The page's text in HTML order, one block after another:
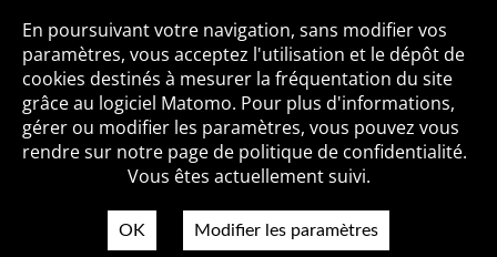
Toutes les BiblioAlertes
Qui sommes-nous ? Mentions légales
Accessibilité
Politique de confidentialité
Contact
En poursuivant votre navigation, sans modifier vos
paramètres, vous acceptez l'utilisation et le dépôt de
cookies destinés à mesurer la fréquentation du site
grâce au logiciel Matomo. Pour plus d'informations,
gérer ou modifier les paramètres, vous pouvez vous
rendre sur notre page de politique de confidentialité.
Vous êtes actuellement suivi.
OK Modifier les paramètres